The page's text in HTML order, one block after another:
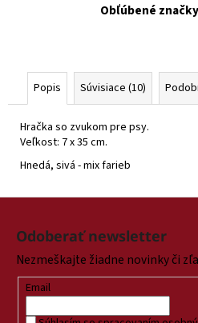
Obľúbené značky
Popis Súvisiace (10)
Hračka so zvukom pre psy.
Veľkost: 7 x 35 cm.
Hnedá, sivá - mix farieb
Z
Odoberať newsletter
Nezmeškajte žiadne novinky či
Email